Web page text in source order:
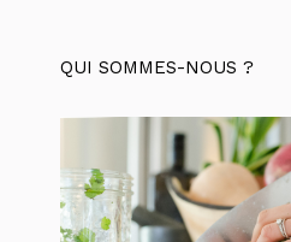
QUI SOMMES-NOUS ?